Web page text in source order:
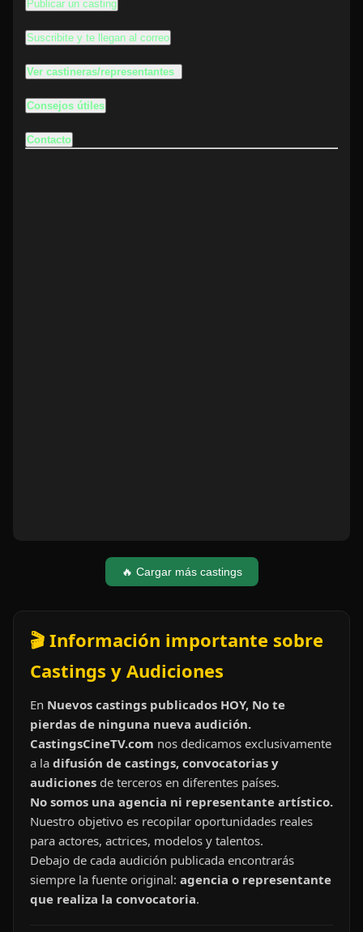
Publicar un casting
Suscribite y te llegan al correo
Ver castineras/representantes
Consejos útiles
Contacto
🔥 Cargar más castings
🎬 Información importante sobre
Castings y Audiciones
En Nuevos castings publicados HOY, No te
pierdas de ninguna nueva audición.
CastingsCineTV.com nos dedicamos exclusivamente
a la difusión de castings, convocatorias y
audiciones de terceros en diferentes países.
No somos una agencia ni representante artístico.
Nuestro objetivo es recopilar oportunidades reales
para actores, actrices, modelos y talentos.
Debajo de cada audición publicada encontrarás
siempre la fuente original: agencia o representante
que realiza la convocatoria.